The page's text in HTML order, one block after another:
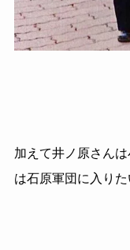
加えて井ノ原さん
は石原軍団に入りた